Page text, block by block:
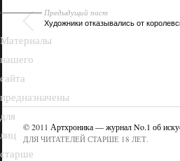
Предыдущий пост
Художники отказывались от
© 2011 Артхроника — журнал No.1 об
ДЛЯ ЧИТАТЕЛЕЙ СТАРШЕ 18 ЛЕТ.
Материалы
нашего
сайта
предназначены
для
лиц
старше